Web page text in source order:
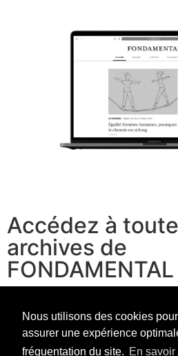
Nous utilisons des cookies
assurer une expérience
fréquentation du site. En savoir
Accédez à
archives de
FONDAMENTAL